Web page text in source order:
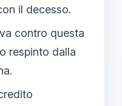
il decesso.
contro questa
respinto dalla